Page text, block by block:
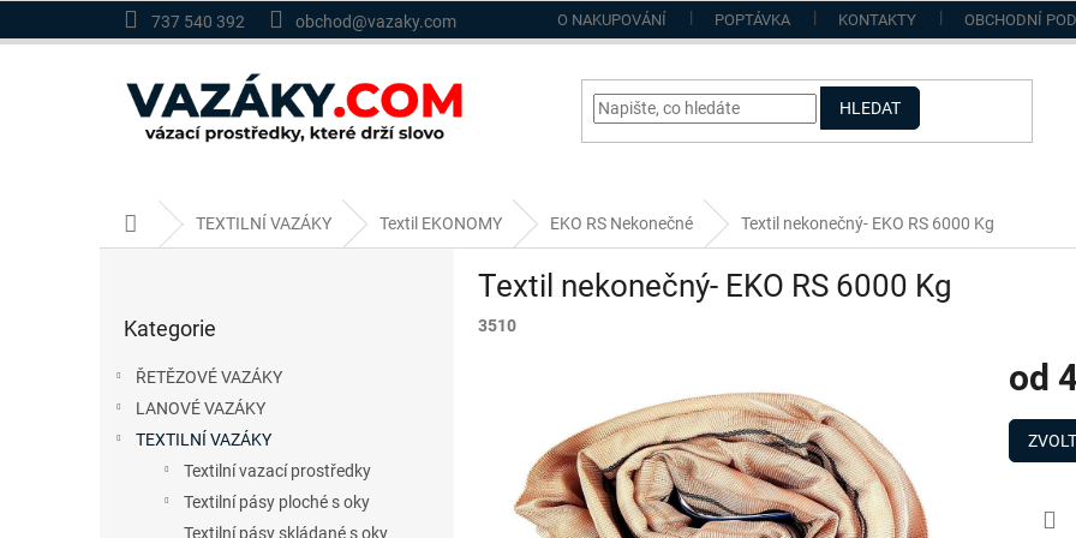
737 540 392 obchod@vazaky.com O NAKUPOVÁNÍ POPTÁVKA KONTAKTY OBCHODNÍ
HLEDAT
Domů TEXTILNÍ VAZÁKY Textil EKONOMY EKO RS Nekonečné Textil nekonečný- EKO RS 6000 Kg
kategorie
Kategorie
ŘETĚZOVÉ VAZÁKY
LANOVÉ VAZÁKY
TEXTILNÍ VAZÁKY
Textilní vazací prostředky
Textilní pásy ploché s oky
Textilní pásy skládané s oky
Textil nekonečný- EKO RS 6000 Kg
3510
od
Měrná
cena: